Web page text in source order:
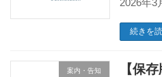
続きを
案内・告知
【保